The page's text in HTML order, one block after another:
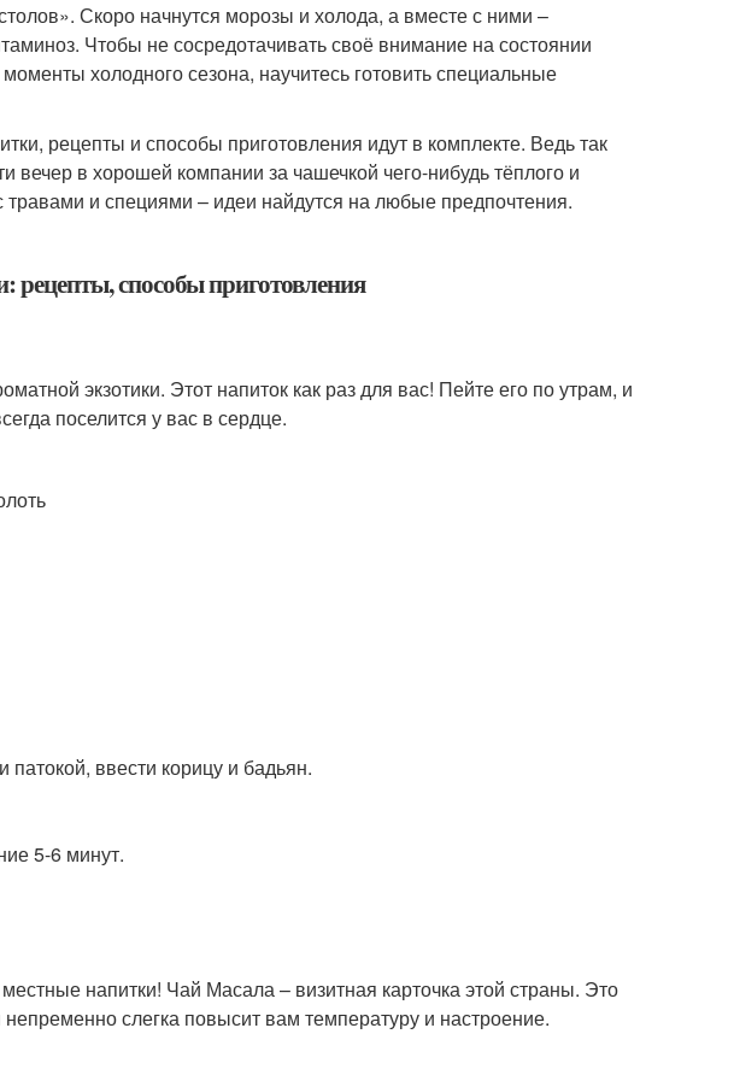
Скоро начнутся морозы и холода, а вместе с ними –
Чтобы не сосредотачивать своё внимание на состоянии
холодного сезона, научитесь готовить специальные
рецепты и способы приготовления идут в комплекте. Ведь так
вечер в хорошей компании за чашечкой чего-нибудь тёплого и
травами и специями – идеи найдутся на любые предпочтения.
рецепты, способы приготовления
экзотики. Этот напиток как раз для вас! Пейте его по утрам, и
поселится у вас в сердце.
ввести корицу и бадьян.
5-6 минут.
напитки! Чай Масала – визитная карточка этой страны. Это
слегка повысит вам температуру и настроение.